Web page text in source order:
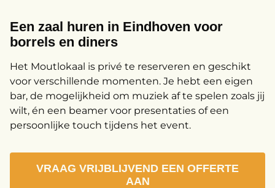
Een zaal huren in Eindhoven voor
borrels en diners
Het Moutlokaal is privé te reserveren en geschikt
voor verschillende momenten. Je hebt een eigen
bar, de mogelijkheid om muziek af te spelen zoals jij
wilt, én een beamer voor presentaties of een
persoonlijke touch tijdens het event.
VRAAG VRIJBLIJVEND EEN OFFERTE
AAN